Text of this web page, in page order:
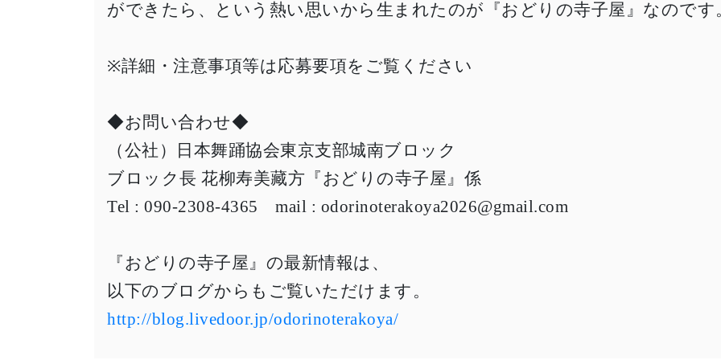
ができたら、という熱い思いから生まれたのが『おどりの寺子屋』なのです
※詳細・注意事項等は応募要項をご覧ください
◆お問い合わせ◆
（公社）日本舞踊協会東京支部城南ブロック
ブロック長 花柳寿美藏方『おどりの寺子屋』係
Tel : 090-2308-4365 mail : odorinoterakoya2026@gmail.com
『おどりの寺子屋』の最新情報は、
以下のブログからもご覧いただけます。
http://blog.livedoor.jp/odorinoterakoya/